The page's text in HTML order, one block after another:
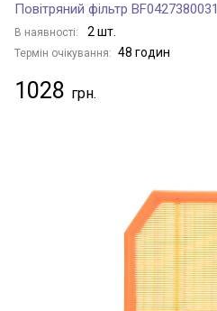
Повітряний фільтр
В наявності: 2 шт.
Термін очікування: 48 годин
1028